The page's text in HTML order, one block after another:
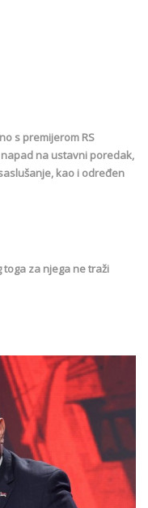
s premijerom RS
na ustavni poredak,
kao i određen
za njega ne traži